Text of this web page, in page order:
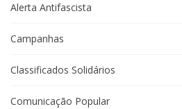
Alerta Antifascista
Campanhas
Classificados Solidários
Comunicação Popular